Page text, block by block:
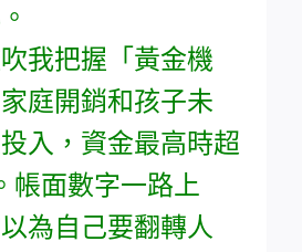
我把握「黃金機
庭開銷和孩子未
入，資金最高時超
帳面數字一路上
為自己要翻轉人